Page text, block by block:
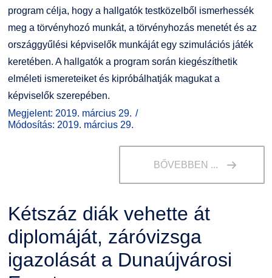
program célja, hogy a hallgatók testközelből ismerhessék
meg a törvényhozó munkát, a törvényhozás menetét és az
országgyűlési képviselők munkáját egy szimulációs játék
keretében. A hallgatók a program során kiegészíthetik
elméleti ismereteiket és kipróbálhatják magukat a
képviselők szerepében.
Megjelent: 2019. március 29.
Módosítás: 2019. március 29.
BŐVEBBEN ...
Kétszáz diák vehette át
diplomáját, záróvizsga
igazolását a Dunaújvárosi